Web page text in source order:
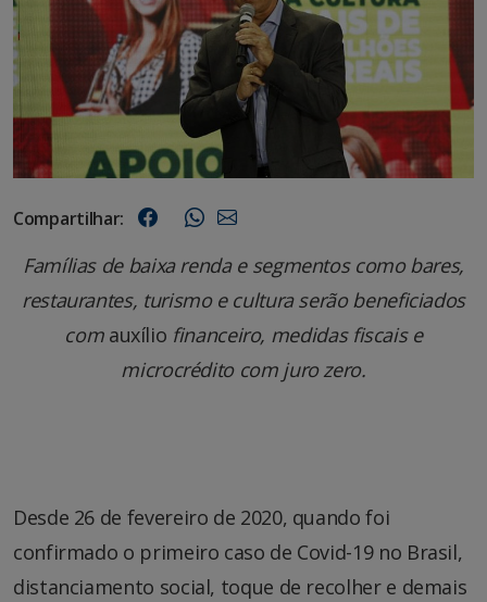
Compartilhar:
Famílias de baixa renda e segmentos como bares,
restaurantes, turismo e cultura serão beneficiados
com auxílio financeiro, medidas fiscais e
microcrédito com juro zero.
Desde 26 de fevereiro de 2020, quando foi
confirmado o primeiro caso de Covid-19 no Brasil,
distanciamento social, toque de recolher e demais